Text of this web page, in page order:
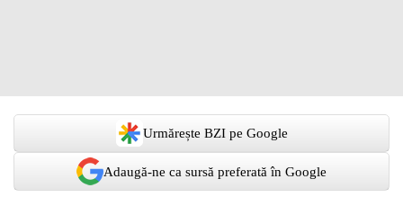
Urmărește BZI pe Google
Adaugă-ne ca sursă preferată în Google